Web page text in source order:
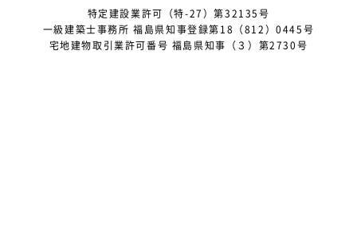
2025年3月
2025年2月
特定建設業許可（特-27）第32135号
一級建築士事務所 福島県知事登録第18（812）0445号
宅地建物取引業許可番号 福島県知事（３）第2730号